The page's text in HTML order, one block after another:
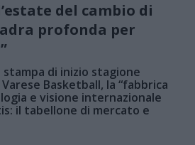
del cambio di
profonda per
stampa di inizio stagione
Basketball, la “fabbrica
e visione internazionale
il tabellone di mercato e